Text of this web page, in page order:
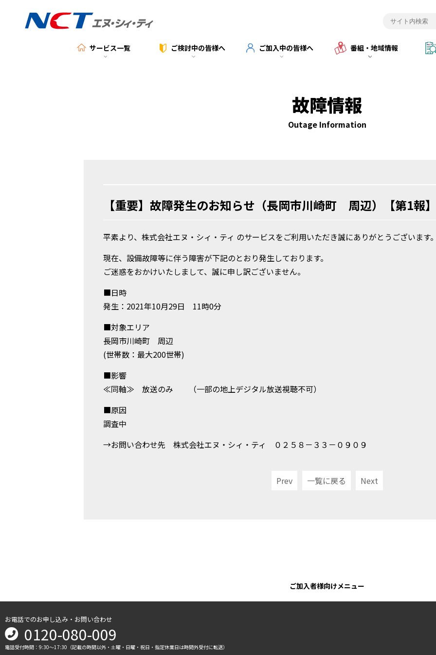
サービス一覧 ご検討中の皆様へ ご加入中の皆様へ 番組・地域情報
故障情報
Outage Information
【重要】故障発生のお知らせ（長岡市川崎町 周辺）【第1報
平素より、株式会社エヌ・シィ・ティ のサービスをご利用いただき誠にありがとうございます
現在、設備故障等に伴う障害が下記のとおり発生しております。
ご迷惑をおかけいたしまして、誠に申し訳ございません。
■日時
発生：2021年10月29日 11時0分
■対象エリア
長岡市川崎町 周辺
(世帯数：最大200世帯)
■影響
≪同軸≫ 放送のみ （一部の地上デジタル放送視聴不可）
■原因
調査中
→お問い合わせ先 株式会社エヌ・シィ・ティ ０２５８－３３－０９０９
Prev 一覧に戻る Next
ご加入者様向けメニュー
お電話でのお申し込み・お問い合わせ
0120-080-009
電話受付時間：9:30～17:30（記載の時間以外・土曜・日曜・祝日・指定休業日は時間外受付に転送）